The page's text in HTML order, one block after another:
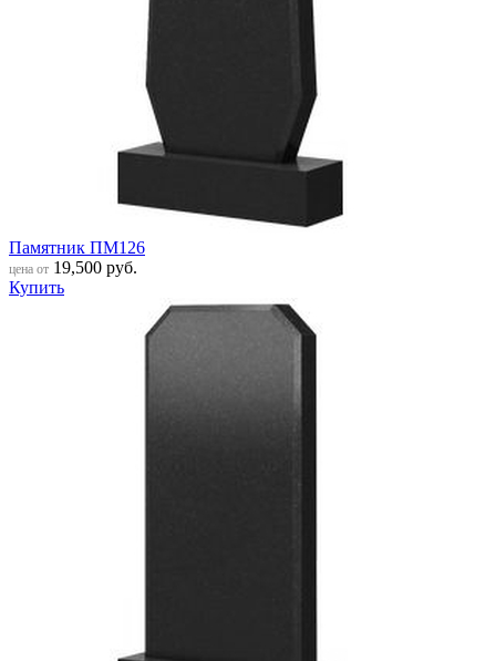
Памятник ПМ126
цена от 19,500 руб.
Купить